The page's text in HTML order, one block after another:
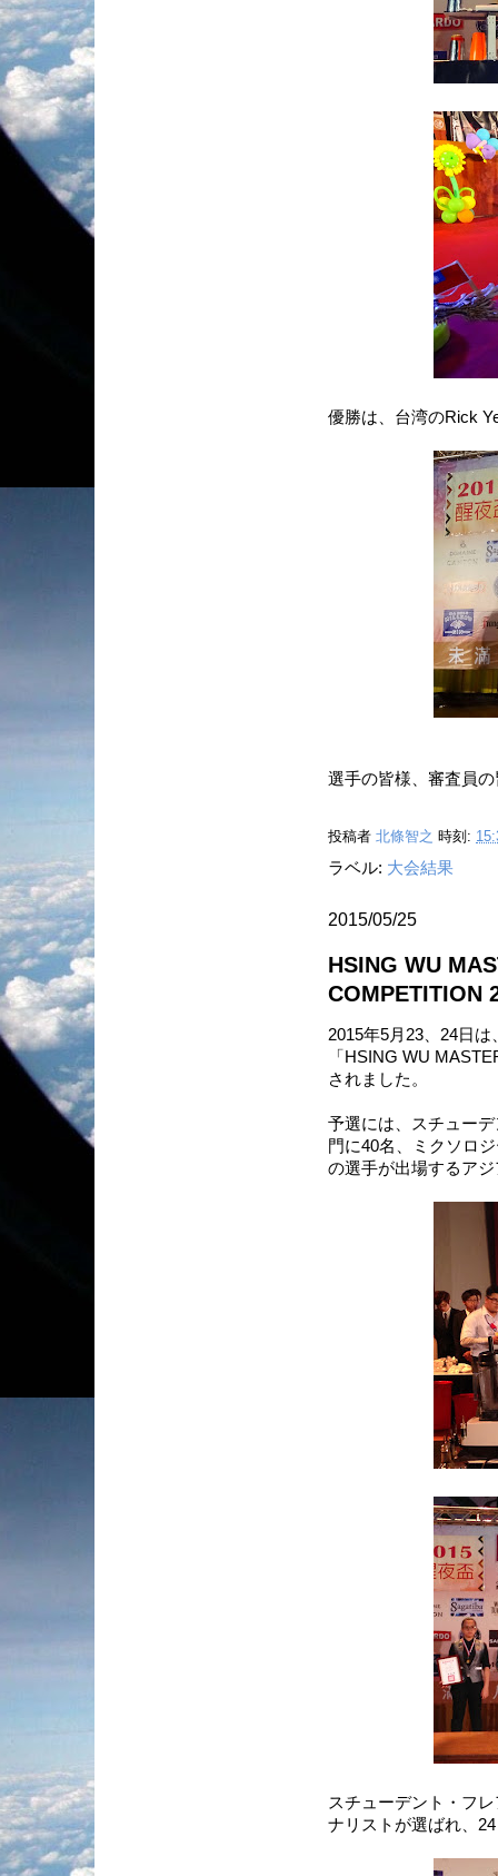
優勝は、台湾のRick
選手の皆様、審査員
投稿者 北條智之 時刻:
ラベル: 大会結果
2015/05/25
HSING WU
COMPETITION
2015年5月23、24日
「HSING WU
されました。
予選には、スチュー
門に40名、ミクソロ
の選手が出場するア
スチューデント・フ
ナリストが選ばれ、